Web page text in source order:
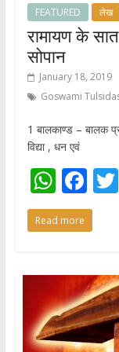
FEATURED लेख
रामायण के
सोपान
January 18, 2019
Goswami
1 बालकाण्ड – बालक
विद्या , धन एवं
W
h
at
A
p
p
F
ac
e
o
o
k
Read more